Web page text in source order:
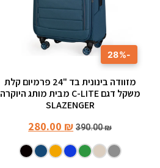
-28%
מזוודה בינונית בד "24 פרמיום קלת
משקל דגם C-LITE מבית מותג היוקרה
SLAZENGER
390.00₪
280.00 ₪